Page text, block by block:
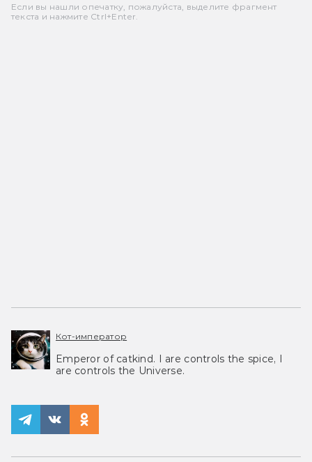
Если вы нашли опечатку, пожалуйста, выделите фрагмент
текста и нажмите Ctrl+Enter.
Кот-император
Emperor of catkind. I are controls the spice, I
are controls the Universe.